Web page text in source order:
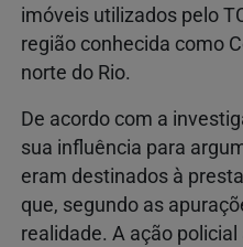
imóveis utilizados pelo
região conhecida como
norte do Rio.
De acordo com a
sua influência para
eram destinados à
que, segundo as
realidade. A ação